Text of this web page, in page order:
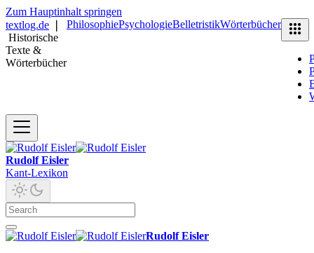
Zum Hauptinhalt springen
textlog.de
Historische
Texte &
Wörterbücher
PhilosophiePsychologieBelletristikWörterbücher
Rudolf Eisler
Kant-Lexikon
Rudolf Eisler